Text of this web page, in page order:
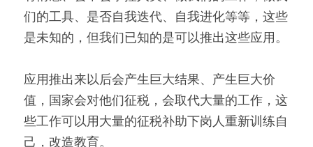
们的工具、是否自我迭代、自我进化等等，这些
是未知的，但我们已知的是可以推出这些应用。
应用推出来以后会产生巨大结果、产生巨大价
值，国家会对他们征税，会取代大量的工作，这
些工作可以用大量的征税补助下岗人重新训练自
己，改造教育。